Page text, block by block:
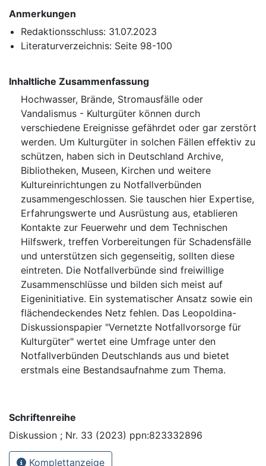
Anmerkungen
Redaktionsschluss: 31.07.2023
Literaturverzeichnis: Seite 98-100
Inhaltliche Zusammenfassung
Hochwasser, Brände, Stromausfälle oder
Vandalismus - Kulturgüter können durch
verschiedene Ereignisse gefährdet oder gar zerstört
werden. Um Kulturgüter in solchen Fällen effektiv zu
schützen, haben sich in Deutschland Archive,
Bibliotheken, Museen, Kirchen und weitere
Kultureinrichtungen zu Notfallverbünden
zusammengeschlossen. Sie tauschen hier Expertise,
Erfahrungswerte und Ausrüstung aus, etablieren
Kontakte zur Feuerwehr und dem Technischen
Hilfswerk, treffen Vorbereitungen für Schadensfälle
und unterstützen sich gegenseitig, sollten diese
eintreten. Die Notfallverbünde sind freiwillige
Zusammenschlüsse und bilden sich meist auf
Eigeninitiative. Ein systematischer Ansatz sowie ein
flächendeckendes Netz fehlen. Das Leopoldina-
Diskussionspapier "Vernetzte Notfallvorsorge für
Kulturgüter" wertet eine Umfrage unter den
Notfallverbünden Deutschlands aus und bietet
erstmals eine Bestandsaufnahme zum Thema.
Schriftenreihe
Diskussion ; Nr. 33 (2023) ppn:823332896
Komplettanzeige